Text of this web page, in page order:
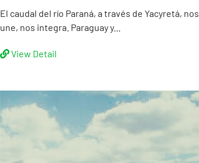
El caudal del río Paraná, a través de Yacyretá, nos
une, nos integra. Paraguay y...
View Detail